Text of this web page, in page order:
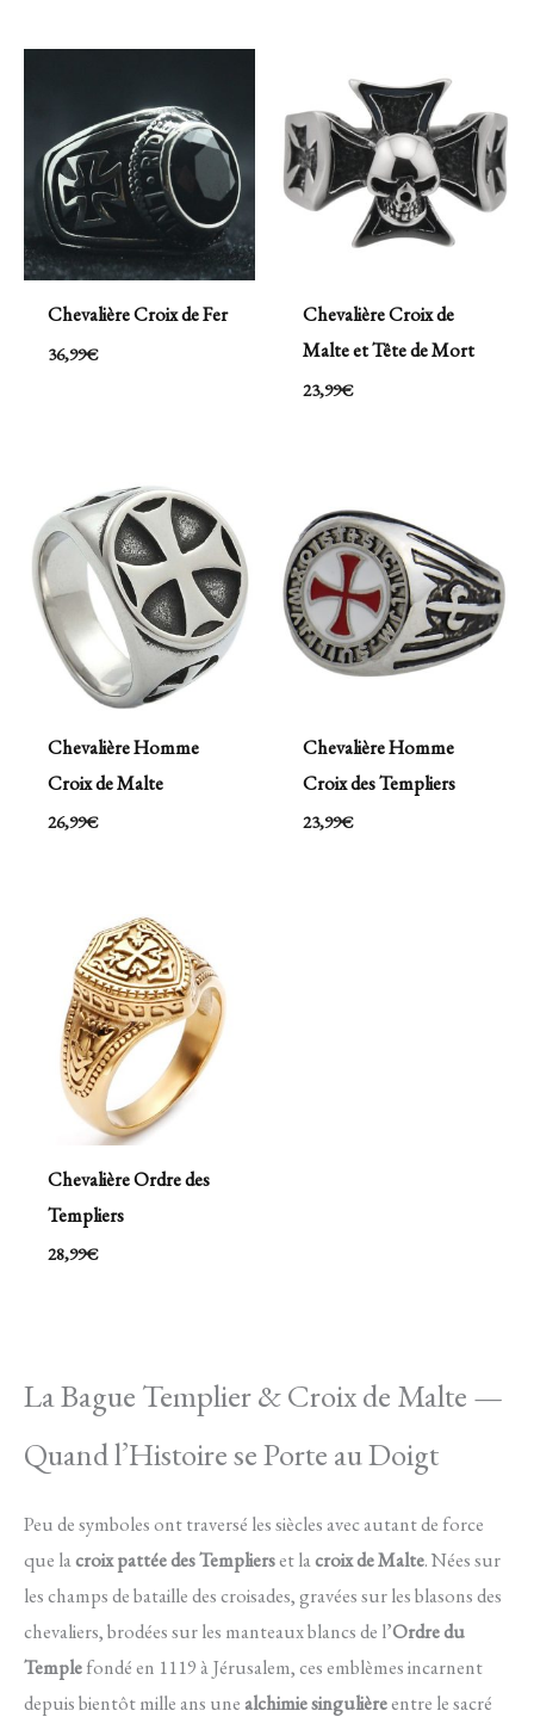
Chevalière Croix de Fer
36,99€
Chevalière Croix de
Malte et Tête de Mort
23,99€
Chevalière Homme
Croix de Malte
26,99€
Chevalière Homme
Croix des Templiers
23,99€
Chevalière Ordre des
Templiers
28,99€
La Bague Templier & Croix de Malte —
Quand l’Histoire se Porte au Doigt
Peu de symboles ont traversé les siècles avec autant de force
que lacroix pattée des Templierset lacroix de Malte. Nées sur
les champs de bataille des croisades, gravées sur les blasons des
chevaliers, brodées sur les manteaux blancs de l’Ordre du
Templefondé en 1119 à Jérusalem, ces emblèmes incarnent
depuis bientôt mille ans une alchimie singulièreentre le sacré